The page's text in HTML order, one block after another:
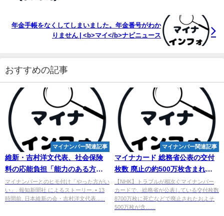
年金手帳をなくしてしまいました。年金番号がわか
りません | <b>マイ</b>ナビニュース
おすすめの記事
マイナンバー関連記事
維新・吉村洋文代表、社会保険
料の応能負担「能力のある方は
申し訳ないが」…マイナンバー
との ...
マイナンバーとのヒモ付け「やった方がい
い」. 報知新聞社 によるストーリー. • 13
時間前. 日本維新の会・吉村洋文代表......
マイナンバー関連記事
マイナカード 総務省公表の交付
枚数 廃止の約500万枚含まれる |
NHK |
マイナンバー
【NHK】トラブルが相次ぐマイナンバー
カードで、総務省が公表している交付枚数
8700万枚に死亡などで廃止されたおよそ
500万枚が含…...